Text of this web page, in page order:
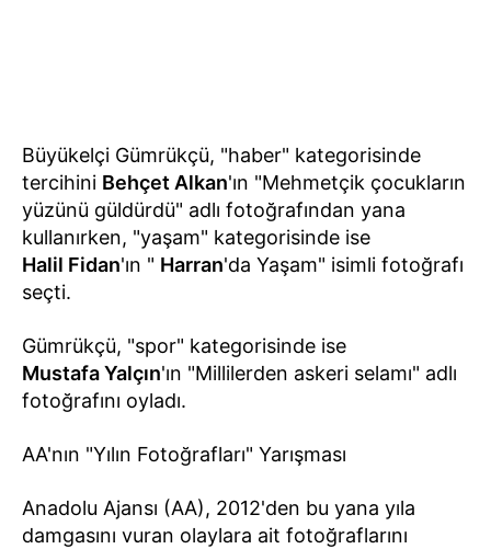
Büyükelçi Gümrükçü, "haber" kategorisinde
tercihini Behçet Alkan'ın "Mehmetçik çocukların
yüzünü güldürdü" adlı fotoğrafından yana
kullanırken, "yaşam" kategorisinde ise
Halil Fidan'ın " Harran'da Yaşam" isimli fotoğrafı
seçti.
Gümrükçü, "spor" kategorisinde ise
Mustafa Yalçın'ın "Millilerden askeri selamı" adlı
fotoğrafını oyladı.
AA'nın "Yılın Fotoğrafları" Yarışması
Anadolu Ajansı (AA), 2012'den bu yana yıla
damgasını vuran olaylara ait fotoğraflarını